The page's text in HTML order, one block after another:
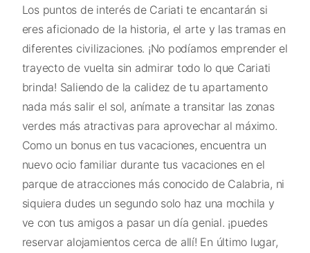
Los puntos de interés de Cariati te encantarán si
eres aficionado de la historia, el arte y las tramas en
diferentes civilizaciones. ¡No podíamos emprender el
trayecto de vuelta sin admirar todo lo que Cariati
brinda! Saliendo de la calidez de tu apartamento
nada más salir el sol, anímate a transitar las zonas
verdes más atractivas para aprovechar al máximo.
Como un bonus en tus vacaciones, encuentra un
nuevo ocio familiar durante tus vacaciones en el
parque de atracciones más conocido de Calabria, ni
siquiera dudes un segundo solo haz una mochila y
ve con tus amigos a pasar un día genial. ¡puedes
reservar alojamientos cerca de allí! En último lugar,